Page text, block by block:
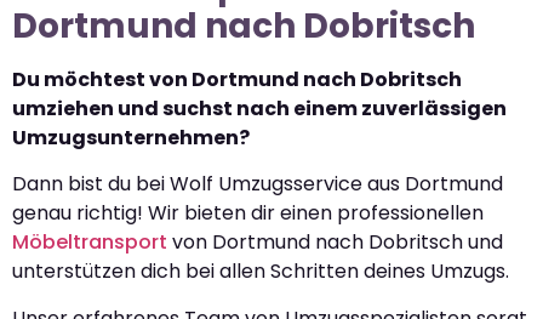
Dortmund nach Dobritsch
Du möchtest von Dortmund nach Dobritsch
umziehen und suchst nach einem zuverlässigen
Umzugsunternehmen?
Dann bist du bei Wolf Umzugsservice aus Dortmund
genau richtig! Wir bieten dir einen professionellen
Möbeltransport von Dortmund nach Dobritsch und
unterstützen dich bei allen Schritten deines Umzugs.